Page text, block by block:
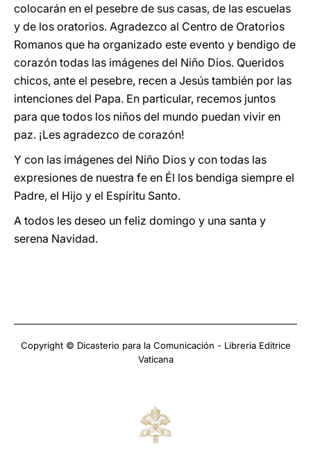
colocarán en el pesebre de sus casas, de las escuelas
y de los oratorios. Agradezco al Centro de Oratorios
Romanos que ha organizado este evento y bendigo de
corazón todas las imágenes del Niño Dios. Queridos
chicos, ante el pesebre, recen a Jesús también por las
intenciones del Papa. En particular, recemos juntos
para que todos los niños del mundo puedan vivir en
paz. ¡Les agradezco de corazón!
Y con las imágenes del Niño Dios y con todas las
expresiones de nuestra fe en Él los bendiga siempre el
Padre, el Hijo y el Espíritu Santo.
A todos les deseo un feliz domingo y una santa y
serena Navidad.
Copyright © Dicasterio para la Comunicación - Libreria Editrice
Vaticana